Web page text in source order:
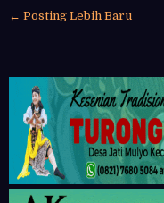
← Posting Lebih Baru